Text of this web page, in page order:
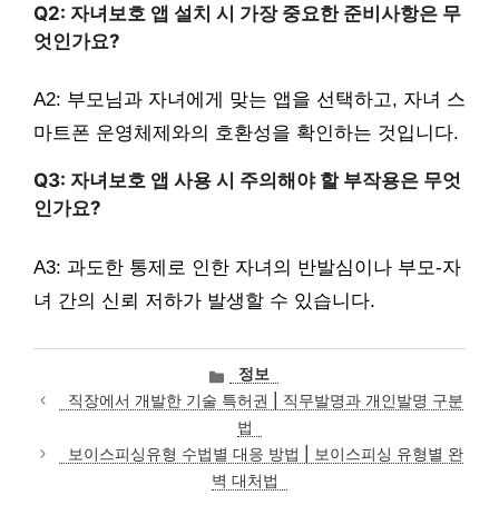
Q2: 자녀보호 앱 설치 시 가장 중요한 준비사항은 무
엇인가요?
A2: 부모님과 자녀에게 맞는 앱을 선택하고, 자녀 스
마트폰 운영체제와의 호환성을 확인하는 것입니다.
Q3: 자녀보호 앱 사용 시 주의해야 할 부작용은 무엇
인가요?
A3: 과도한 통제로 인한 자녀의 반발심이나 부모-자
녀 간의 신뢰 저하가 발생할 수 있습니다.
카
테
고
리
정보
직장에서 개발한 기술 특허권 | 직무발명과 개인발명 구분
법
보이스피싱유형 수법별 대응 방법 | 보이스피싱 유형별 완
벽 대처법